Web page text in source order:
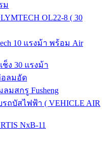
ม
OL22-8 ( 30
10 แรงม้า พร้อม Air
ง 30 แรงม้า
อลมอัด
มสกรู Fusheng
ถบัสไฟฟ้า ( VEHICLE AIR
NxB-11